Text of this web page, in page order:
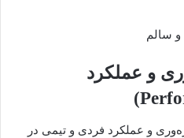
و سالم
و عملکرد
و عملکرد فردی و تیمی در